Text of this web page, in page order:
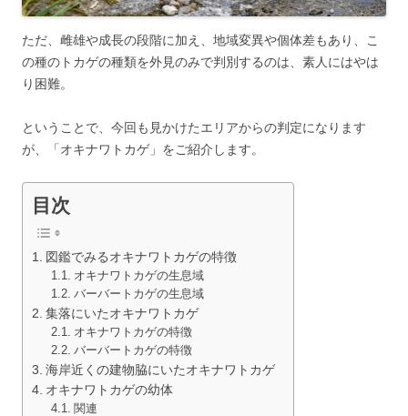
ただ、雌雄や成長の段階に加え、地域変異や個体差もあり、こ
の種のトカゲの種類を外見のみで判別するのは、素人にはやは
り困難。
ということで、今回も見かけたエリアからの判定になります
が、「オキナワトカゲ」をご紹介します。
目次
図鑑でみるオキナワトカゲの特徴
オキナワトカゲの生息域
バーバートカゲの生息域
集落にいたオキナワトカゲ
オキナワトカゲの特徴
バーバートカゲの特徴
海岸近くの建物脇にいたオキナワトカゲ
オキナワトカゲの幼体
関連